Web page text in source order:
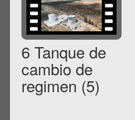
6 Tanque de
cambio de
regimen (5)